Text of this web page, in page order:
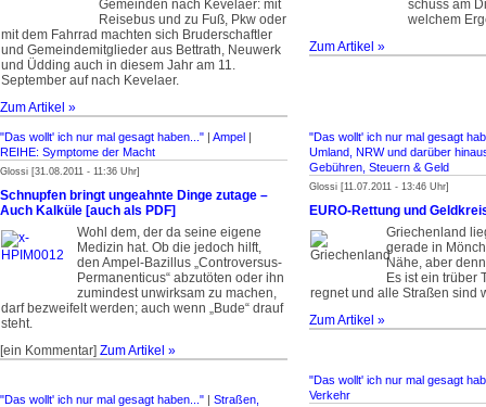
Gemeinden nach Kevelaer: mit
Reisebus und zu Fuß, Pkw oder
mit dem Fahrrad machten sich Bruderschaftler
und Gemeindemitglieder aus Bettrath, Neuwerk
und Üdding auch in diesem Jahr am 11.
September auf nach Kevelaer.
Zum Artikel »
schuss am
welchem
Zum Artikel »
"Das wollt' ich nur mal gesagt haben..." | Ampel |
REIHE: Symptome der Macht
Glossi [31.08.2011 - 11:36 Uhr]
Schnupfen bringt ungeahnte Dinge zutage –
Auch Kalküle [auch als PDF]
Wohl dem, der da seine eigene
Medizin hat. Ob die jedoch hilft,
den Ampel-Bazillus „Controversus-
Permanenticus“ abzutöten oder ihn
zumindest unwirksam zu machen,
darf bezweifelt werden; auch wenn „Bude“ drauf
steht.
[ein Kommentar] Zum Artikel »
"Das wollt' ich nur mal gesagt
Umland, NRW und darüber
Gebühren, Steuern & Geld
Glossi [11.07.2011 - 13:46 Uhr]
EURO-Rettung und
Griechenland
gerade in
Nähe, aber
Es ist ein trüber
regnet und alle Straßen sind
Zum Artikel »
"Das wollt' ich nur mal gesagt haben..." | Straßen,
"Das wollt' ich nur mal gesagt
Verkehr